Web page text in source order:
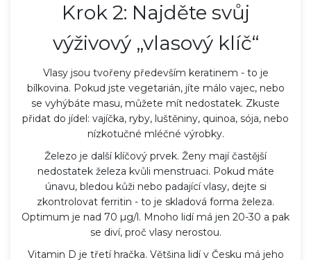
Krok 2: Najděte svůj
výživový „vlasový klíč“
Vlasy jsou tvořeny především keratinem - to je
bílkovina. Pokud jste vegetarián, jíte málo vajec, nebo
se vyhýbáte masu, můžete mít nedostatek. Zkuste
přidat do jídel: vajíčka, ryby, luštěniny, quinoa, sója, nebo
nízkotučné mléčné výrobky.
Železo je další klíčový prvek. Ženy mají častější
nedostatek železa kvůli menstruaci. Pokud máte
únavu, bledou kůži nebo padající vlasy, dejte si
zkontrolovat ferritin - to je skladová forma železa.
Optimum je nad 70 µg/l. Mnoho lidí má jen 20-30 a pak
se diví, proč vlasy nerostou.
Vitamin D je třetí hračka. Většina lidí v Česku má jeho